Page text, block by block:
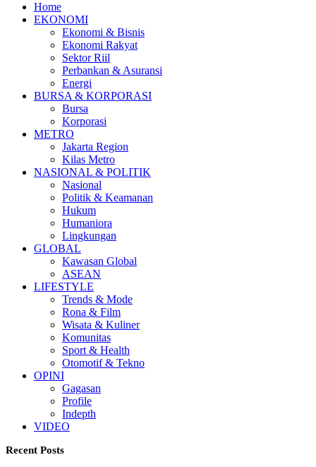
Home
EKONOMI
Ekonomi & Bisnis
Ekonomi Rakyat
Sektor Riil
Perbankan & Asuransi
Energi
BURSA & KORPORASI
Bursa
Korporasi
METRO
Jakarta Region
Kilas Metro
NASIONAL & POLITIK
Nasional
Politik & Keamanan
Hukum
Humaniora
Lingkungan
GLOBAL
Kawasan Global
ASEAN
LIFESTYLE
Trends & Mode
Rona & Film
Wisata & Kuliner
Komunitas
Sport & Health
Otomotif & Tekno
OPINI
Gagasan
Profile
Indepth
VIDEO
Recent Posts